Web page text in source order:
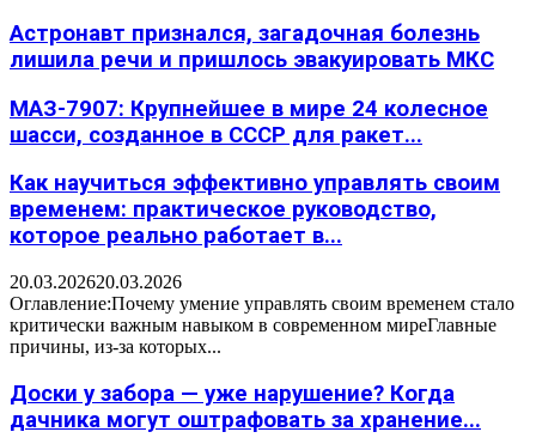
Астронавт признался, загадочная болезнь
лишила речи и пришлось эвакуировать МКС
МАЗ-7907: Крупнейшее в мире 24 колесное
шасси, созданное в СССР для ракет...
Как научиться эффективно управлять своим
временем: практическое руководство,
которое реально работает в...
20.03.202620.03.2026
Оглавление:Почему умение управлять своим временем стало
критически важным навыком в современном миреГлавные
причины, из-за которых...
Доски у забора — уже нарушение? Когда
дачника могут оштрафовать за хранение...